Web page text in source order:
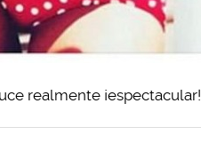
realmente ¡espectacular!